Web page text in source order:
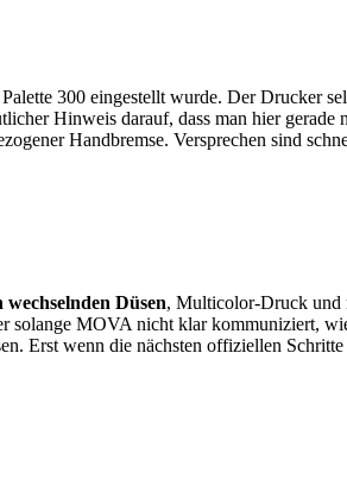
300 eingestellt wurde. Der Drucker
Hinweis darauf, dass man hier
Handbremse. Versprechen sind
wechselnden Düsen, Multicolor-Druck und
MOVA nicht klar kommuniziert,
Erst wenn die nächsten offiziellen